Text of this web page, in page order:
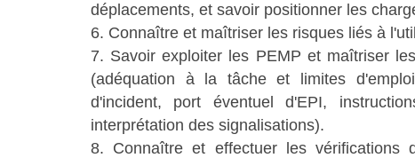
déplacements, et savoir positionner les
6. Connaître et maîtriser les risques liés à
7. Savoir exploiter les PEMP et maîtriser
(adéquation à la tâche et limites
d'incident, port éventuel d'EPI,
interprétation des signalisations).
8. Connaître et effectuer les vérifications